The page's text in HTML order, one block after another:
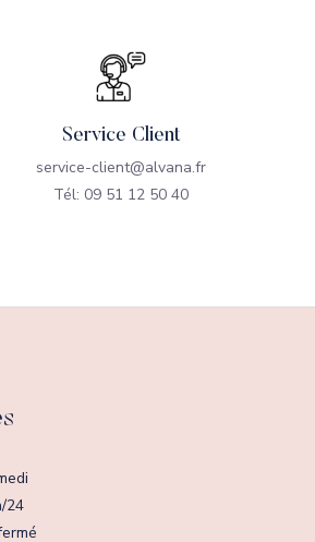
Service Client
service-client@alvana.fr
Tél: 09 51 12 50 40
24